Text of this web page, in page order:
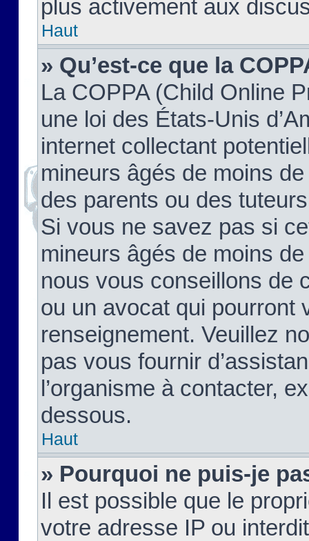
plus activement aux
Haut
» Qu’est-ce que la
La COPPA (Child Online
une loi des États-Unis
internet collectant
mineurs âgés de moins
des parents ou des
Si vous ne savez pas si
mineurs âgés de moins
nous vous conseillons de
ou un avocat qui pourront
renseignement. Veuillez
pas vous fournir
l’organisme à contacter,
dessous.
Haut
» Pourquoi ne puis-je
Il est possible que le
votre adresse IP ou